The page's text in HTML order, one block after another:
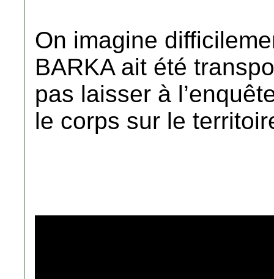
On imagine
BARKA ait été
pas laisser à
le corps sur le